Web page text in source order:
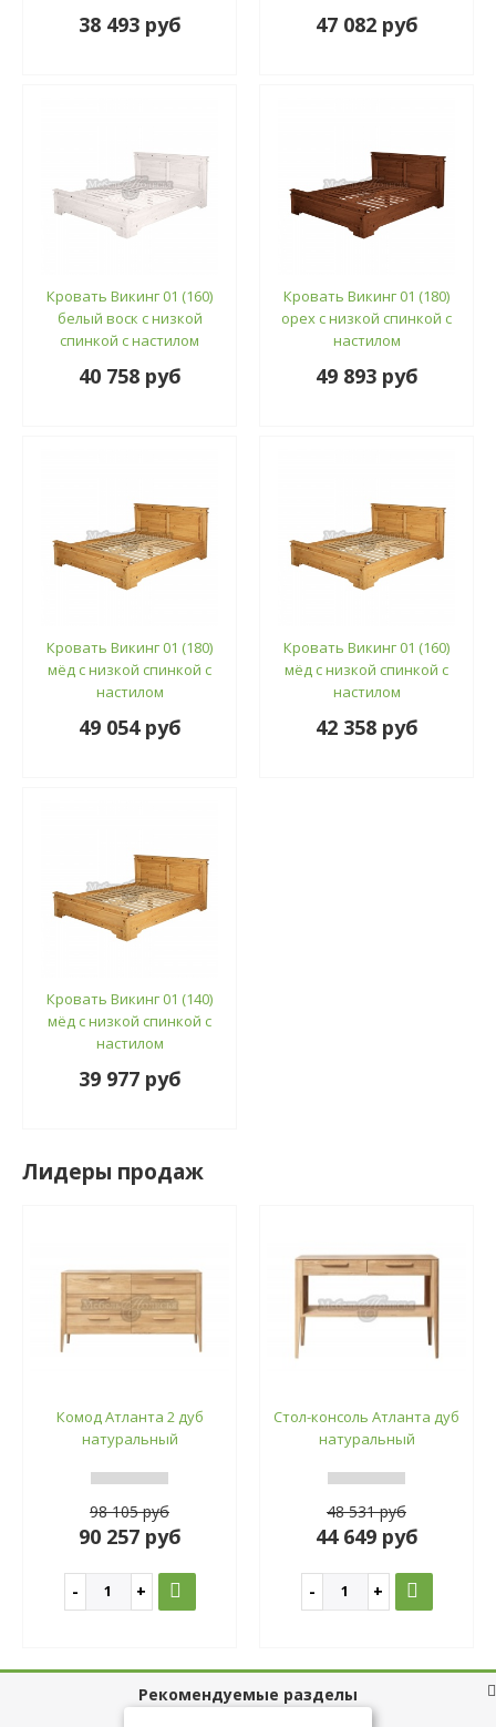
38 493 руб 47 082 руб
Кровать Викинг 01 (160)
белый воск с низкой
спинкой с настилом
40 758 руб
Кровать Викинг 01 (180)
орех с низкой спинкой с
настилом
49 893 руб
Кровать Викинг 01 (180)
мёд с низкой спинкой с
настилом
49 054 руб
Кровать Викинг 01 (160)
мёд с низкой спинкой с
настилом
42 358 руб
Кровать Викинг 01 (140)
мёд с низкой спинкой с
настилом
39 977 руб
Лидеры продаж
Комод Атланта 2 дуб
натуральный
98 105 руб
90 257 руб
Стол-консоль Атланта дуб
натуральный
48 531 руб
44 649 руб
Рекомендуемые разделы